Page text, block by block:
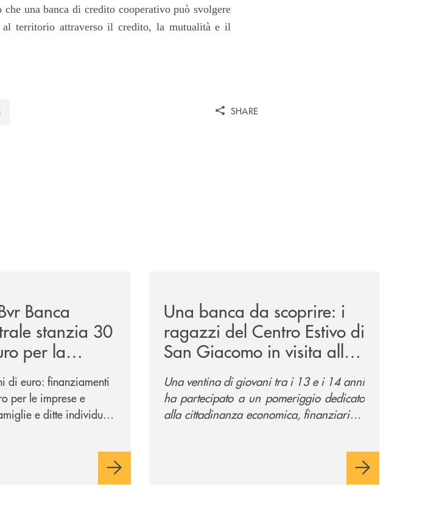
una banca di credito cooperativo può svolgere
territorio attraverso il credito, la mutualità e il
SHARE
Banca
stanzia 30
per la
famiglie e
di euro: finanziamenti
per le imprese e
e ditte individuali
Una banca da scoprire: i
ragazzi del Centro Estivo di
San Giacomo in visita alla
filiale di Romano
d'Ezzelino
Una ventina di giovani tra i 13 e i 14 anni
ha partecipato a un pomeriggio dedicato
alla cittadinanza economica, finanziaria e